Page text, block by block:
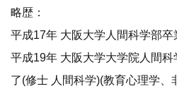
略歴：
平成17年 大阪大学人間科学部卒
平成19年 大阪大学大学院人間
了(修士 人間科学)(教育心理学、